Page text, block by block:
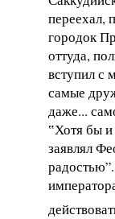
переехал,
городок
оттуда,
вступил с
самые
даже...
‟Хотя бы
заявлял